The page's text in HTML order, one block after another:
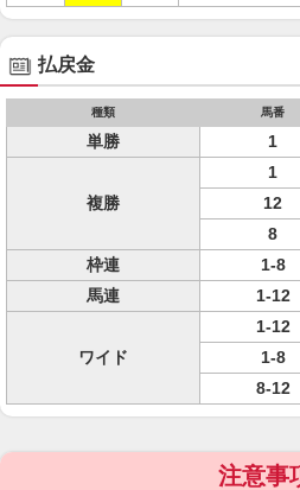
払戻金
種類 馬番
単勝 1
複勝
1
12
8
枠連
1-8
馬連
1-12
ワイド
1-12
1-8
8-12
注意事